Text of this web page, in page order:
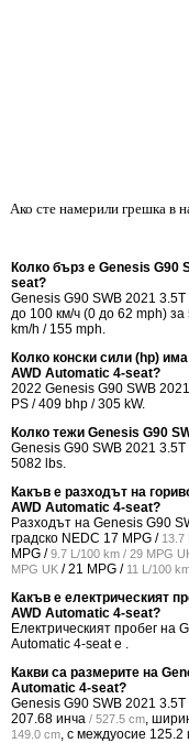
Ако сте намерили грешка в
Колко бърз е Genesis G90
seat?
Genesis G90 SWB 2021
до 100 км/ч (0 до 62 mph)
km/h / 155 mph.
Колко конски сили (hp)
AWD Automatic 4-seat?
2022 Genesis G90 SWB
PS / 409 bhp / 305 kW.
Колко тежи Genesis G90
Genesis G90 SWB 2021
5082 lbs.
Какъв е разходът на
AWD Automatic 4-seat?
Разходът на Genesis G90
градско NEDC 17 MPG / 13.7
MPG /9.7 L/100 km / 29 MPG
MPG UK /21 MPG / 11 L/100
Какъв е електрическият
AWD Automatic 4-seat?
Електрическият пробег на
Automatic 4-seat е .
Какви са размерите на
Automatic 4-seat?
Genesis G90 SWB 2021
207.68 инча / 527.5 cm ,
149.0 cm , с междуосие 125.2